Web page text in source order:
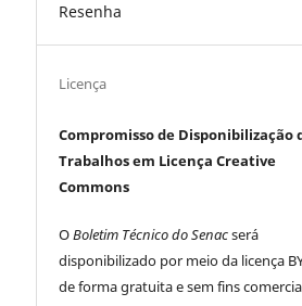
Resenha
Licença
Compromisso de Disponibilização
Trabalhos em Licença Creative
Commons
OBoletim Técnico do Senacserá
disponibilizado por meio da licença
de forma gratuita e sem fins